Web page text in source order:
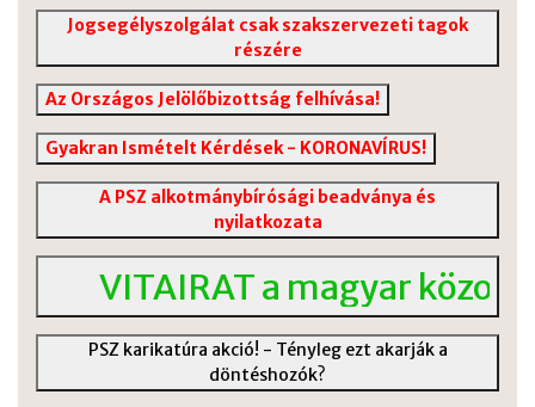
Jogsegélyszolgálat csak szakszervezeti tagok
részére
Az Országos Jelölőbizottság felhívása!
Gyakran Ismételt Kérdések - KORONAVÍRUS!
A PSZ alkotmánybírósági beadványa és
nyilatkozata
VITAIRAT a magyar
PSZ karikatúra akció! - Tényleg ezt akarják a
döntéshozók?